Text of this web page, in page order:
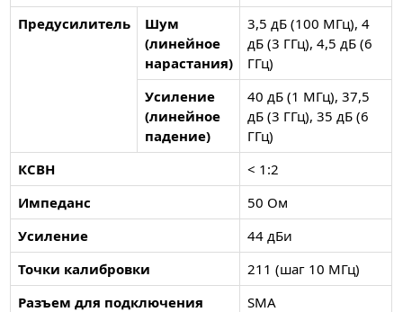
Предусилитель
Шум
(линейное
нарастания)
3,5 дБ (100 МГц), 4
дБ (3 ГГц), 4,5 дБ (6
ГГц)
Усиление
(линейное
падение)
40 дБ (1 МГц), 37,5
дБ (3 ГГц), 35 дБ (6
ГГц)
КСВН
< 1:2
Импеданс
50 Ом
Усиление
44 дБи
Точки калибровки
211 (шаг 10 МГц)
Разъем для подключения
SMA